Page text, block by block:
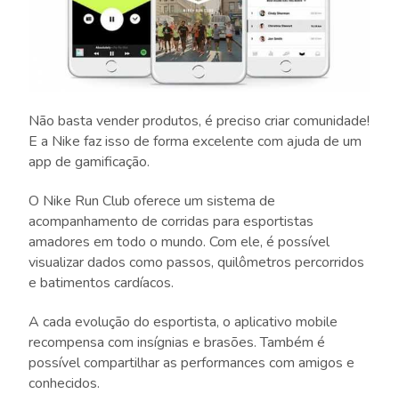
Não basta vender produtos, é preciso criar comunidade!
E a Nike faz isso de forma excelente com ajuda de um
app de gamificação.
O Nike Run Club oferece um sistema de
acompanhamento de corridas para esportistas
amadores em todo o mundo. Com ele, é possível
visualizar dados como passos, quilômetros percorridos
e batimentos cardíacos.
A cada evolução do esportista, o aplicativo mobile
recompensa com insígnias e brasões. Também é
possível compartilhar as performances com amigos e
conhecidos.